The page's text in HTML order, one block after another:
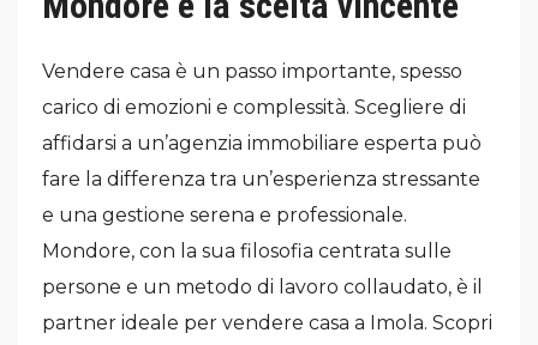
Vendere casa è un passo importante, spesso
carico di emozioni e complessità. Scegliere di
affidarsi a un’agenzia immobiliare esperta può
fare la differenza tra un’esperienza stressante
e una gestione serena e professionale.
Mondore, con la sua filosofia centrata sulle
persone e un metodo di lavoro collaudato, è il
partner ideale per vendere casa a Imola. Scopri